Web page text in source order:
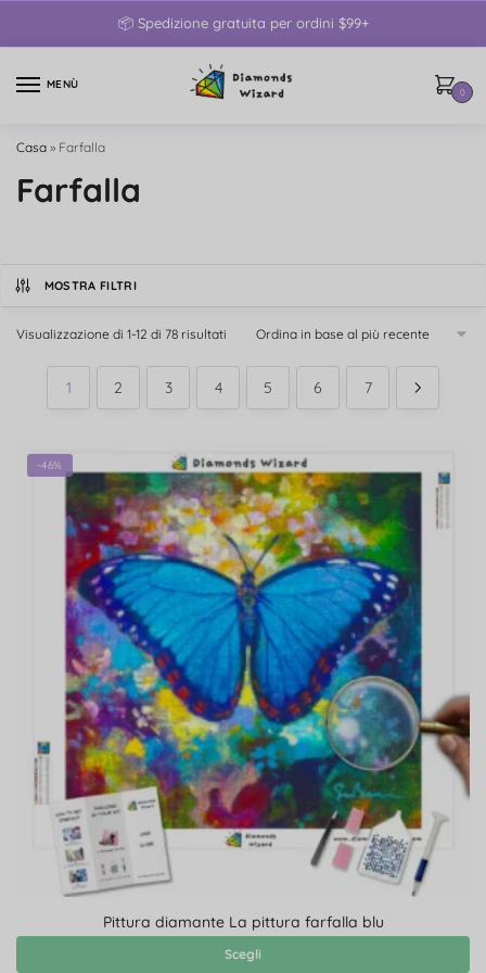
📦 Spedizione gratuita per ordini $99+
MENÙ
0
Casa » Farfalla
Farfalla
MOSTRA FILTRI
Visualizzazione di 1-12 di 78 risultati
1 2 3 4 5 6 7
-46%
Pittura diamante La pittura farfalla blu
Scegli